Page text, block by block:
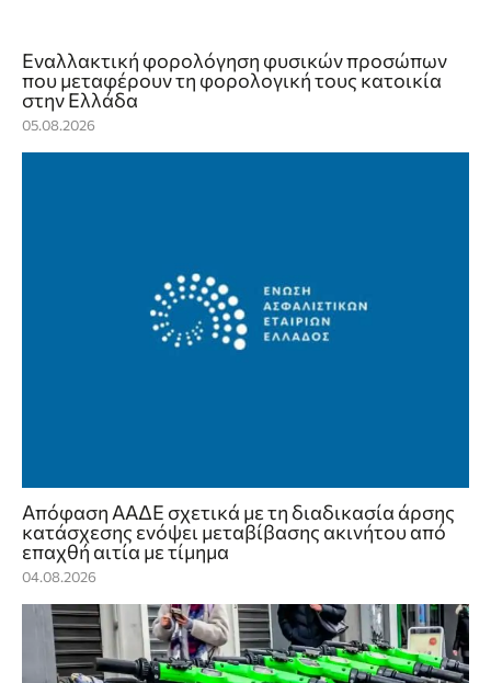
Εναλλακτική φορολόγηση φυσικών προσώπων
που μεταφέρουν τη φορολογική τους κατοικία
στην Ελλάδα
05.08.2026
Απόφαση ΑΑΔΕ σχετικά με τη διαδικασία άρσης
κατάσχεσης ενόψει μεταβίβασης ακινήτου από
επαχθή αιτία με τίμημα
04.08.2026